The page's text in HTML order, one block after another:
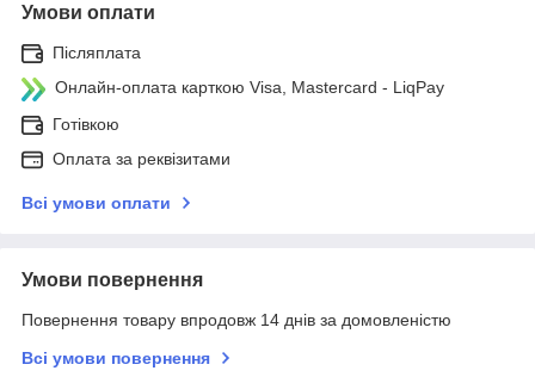
Умови оплати
Післяплата
Онлайн-оплата карткою Visa, Mastercard - LiqPay
Готівкою
Оплата за реквізитами
Всі умови оплати
Умови повернення
Повернення товару впродовж 14 днів за домовленістю
Всі умови повернення